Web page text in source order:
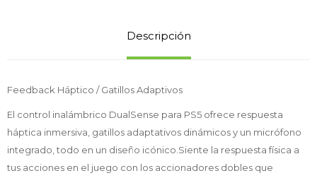
Descripción
Feedback Háptico / Gatillos Adaptivos
El control inalámbrico DualSense para PS5 ofrece respuesta
háptica inmersiva, gatillos adaptativos dinámicos y un micrófono
integrado, todo en un diseño icónico.Siente la respuesta física a
tus acciones en el juego con los accionadores dobles que